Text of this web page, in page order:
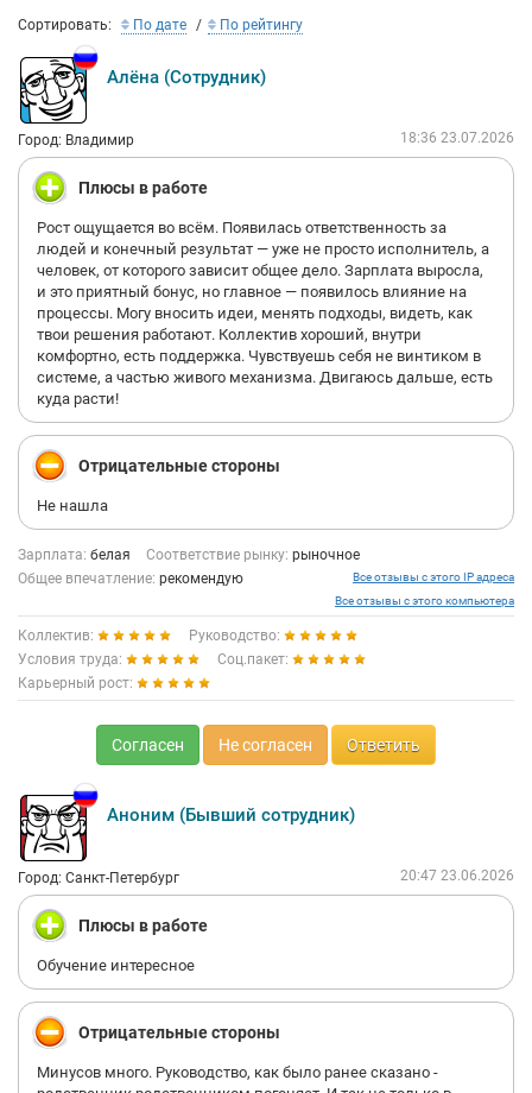
Сортировать: По дате По рейтингу
Алёна (Сотрудник)
Город: Владимир 18:36 23.07.2026
Плюсы в работе
Рост ощущается во всём. Появилась ответственность за
людей и конечный результат — уже не просто исполнитель, а
человек, от которого зависит общее дело. Зарплата выросла,
и это приятный бонус, но главное — появилось влияние на
процессы. Могу вносить идеи, менять подходы, видеть, как
твои решения работают. Коллектив хороший, внутри
комфортно, есть поддержка. Чувствуешь себя не винтиком в
системе, а частью живого механизма. Двигаюсь дальше, есть
куда расти!
Отрицательные стороны
Не нашла
Зарплата: белая Соответствие рынку: рыночное
Общее впечатление: рекомендую
Все отзывы с этого IP адреса
Все отзывы с этого компьютера
Коллектив:
Руководство:
Условия труда:
Соц.пакет:
Карьерный рост:
Согласен Не согласен Ответить
Аноним (Бывший сотрудник)
Город: Санкт-Петербург 20:47 23.06.2026
Плюсы в работе
Обучение интересное
Отрицательные стороны
Минусов много. Руководство, как было ранее сказано -